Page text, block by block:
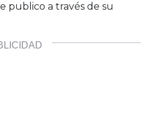
publico a través de su